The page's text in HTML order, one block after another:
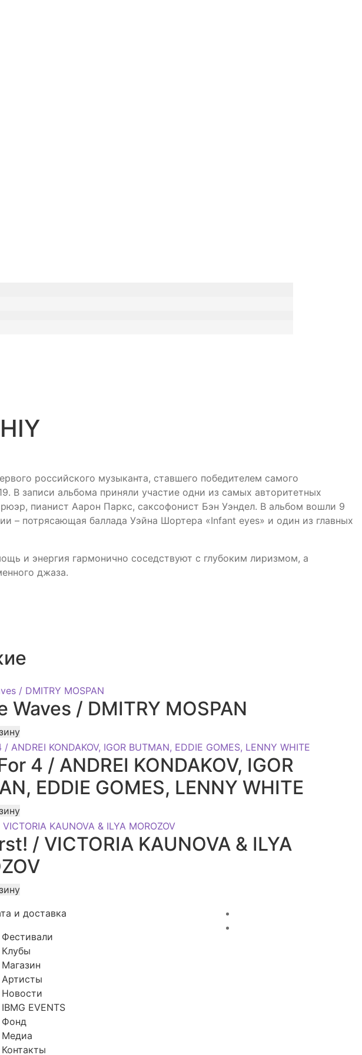
российского музыканта, ставшего победителем самого
В записи альбома приняли участие одни из самых авторитетных
пианист Аарон Паркс, саксофонист Бэн Уэндел. В альбом вошли 9
– потрясающая баллада Уэйна Шортера «Infant eyes» и один из главных
и энергия гармонично соседствуют с глубоким лиризмом, а
джаза.
Waves / DMITRY MOSPAN
4 / ANDREI KONDAKOV, IGOR
EDDIE GOMES, LENNY WHITE
/ VICTORIA KAUNOVA & ILYA
и доставка
Фестивали
Клубы
Магазин
Артисты
Новости
IBMG EVENTS
Фонд
Медиа
Контакты